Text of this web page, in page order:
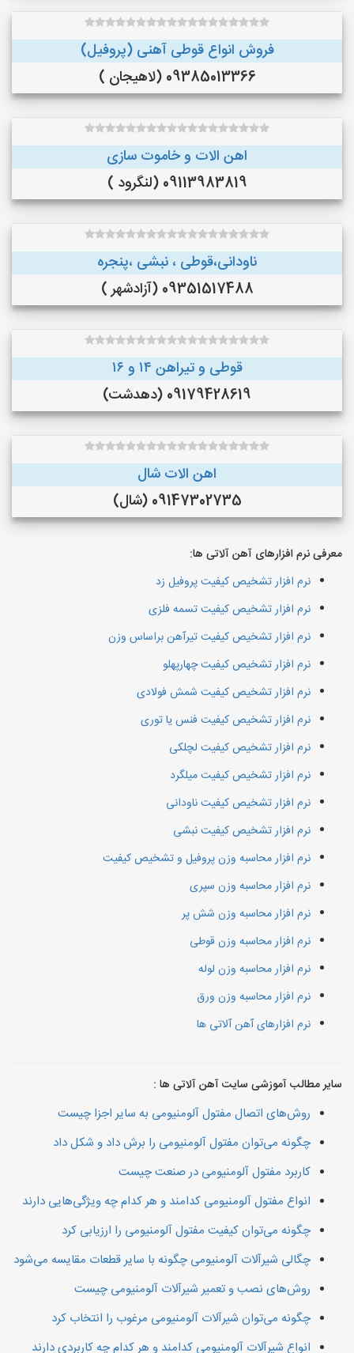
فروش انواع قوطی آهنی (پروفیل)
09385013366 (لاهیجان )
اهن الات و خاموت سازی
09113983819 (لنگرود )
ناودانی،قوطی ، نبشی ،پنجره
09351517488 (آزادشهر )
قوطی و تیراهن ۱۴ و ۱۶
09179428619 (دهدشت)
اهن الات شال
09147302735 (شال)
معرفی نرم افزارهای آهن آلاتی ها:
نرم افزار تشخیص کیفیت پروفیل زد
نرم افزار تشخیص کیفیت تسمه فلزی
نرم افزار تشخیص کیفیت تیرآهن براساس وزن
نرم افزار تشخیص کیفیت چهارپهلو
نرم افزار تشخیص کیفیت شمش فولادی
نرم افزار تشخیص کیفیت فنس یا توری
نرم افزار تشخیص کیفیت لچلکی
نرم افزار تشخیص کیفیت میلگرد
نرم افزار تشخیص کیفیت ناودانی
نرم افزار تشخیص کیفیت نبشی
نرم افزار محاسبه وزن پروفیل و تشخیص کیفیت
نرم افزار محاسبه وزن سپری
نرم افزار محاسبه وزن شش پر
نرم افزار محاسبه وزن قوطی
نرم افزار محاسبه وزن لوله
نرم افزار محاسبه وزن ورق
نرم افزارهای آهن آلاتی ها
سایر مطالب آموزشی سایت آهن آلاتی ها :
روش‌های اتصال مفتول آلومنیومی به سایر اجزا چیست
چگونه می‌توان مفتول آلومنیومی را برش داد و شکل داد
کاربرد مفتول آلومنیومی در صنعت چیست
انواع مفتول آلومنیومی کدامند و هر کدام چه ویژگی‌هایی دارند
چگونه می‌توان کیفیت مفتول آلومنیومی را ارزیابی کرد
چگالی شیرآلات آلومنیومی چگونه با سایر قطعات مقایسه می‌شود
روش‌های نصب و تعمیر شیرآلات آلومنیومی چیست
چگونه می‌توان شیرآلات آلومنیومی مرغوب را انتخاب کرد
انواع شیرآلات آلومنیومی کدامند و هر کدام چه کاربردی دارند